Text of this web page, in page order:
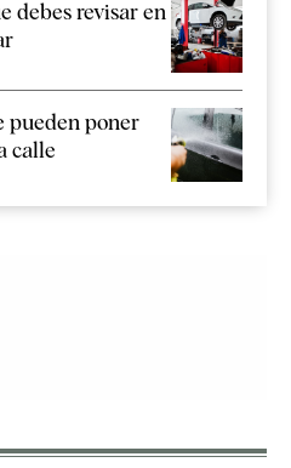
debes revisar en
pueden poner
calle